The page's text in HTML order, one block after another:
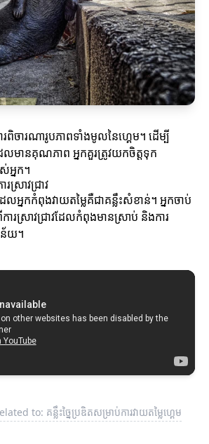
ារពិចារណារូបភាពទាំងមូលនៃហ្គេម។ ដើម្បី
ែលមានគុណភាព អ្នកគួរត្រូវយកចិត្តទុក
អ្នក។
ស្រាវជ្រាវ
ែលអ្នកកំពុងវាយតម្លៃគឺជាគន្លឹះសំខាន់។ អ្នកចាប់
ារស្រាវជ្រាវដែលកំពុងមានស្រាប់ និងការ
ន័យ។
to: គន្លឹះច្នៃប្រឌិតសម្រាប់ការវាយតម្លៃហ្គេម